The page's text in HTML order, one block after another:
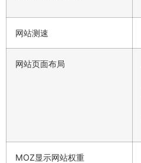
网站测速
网站页面布局
MOZ显示网站权重